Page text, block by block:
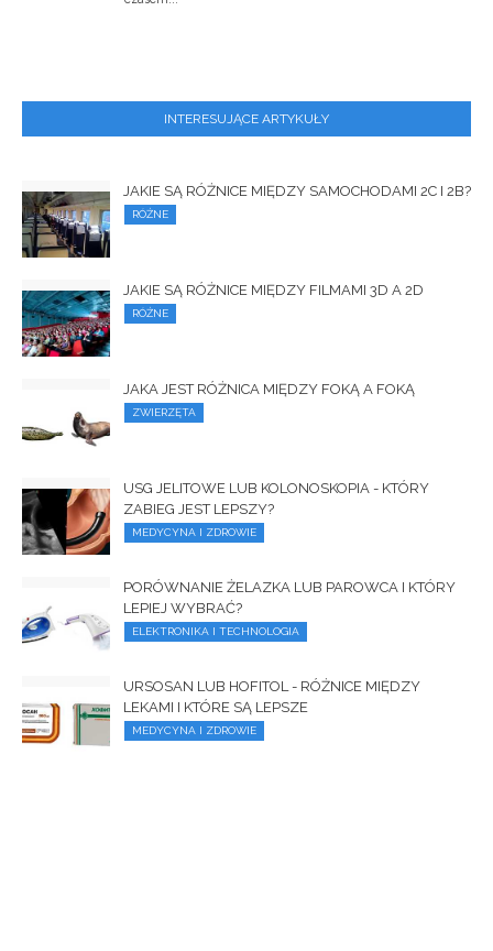
INTERESUJĄCE ARTYKUŁY
JAKIE SĄ RÓŻNICE MIĘDZY SAMOCHODAMI 2C I 2B?
RÓŻNE
JAKIE SĄ RÓŻNICE MIĘDZY FILMAMI 3D A 2D
RÓŻNE
JAKA JEST RÓŻNICA MIĘDZY FOKĄ A FOKĄ
ZWIERZĘTA
USG JELITOWE LUB KOLONOSKOPIA - KTÓRY
ZABIEG JEST LEPSZY?
MEDYCYNA I ZDROWIE
PORÓWNANIE ŻELAZKA LUB PAROWCA I KTÓRY
LEPIEJ WYBRAĆ?
ELEKTRONIKA I TECHNOLOGIA
URSOSAN LUB HOFITOL - RÓŻNICE MIĘDZY
LEKAMI I KTÓRE SĄ LEPSZE
MEDYCYNA I ZDROWIE